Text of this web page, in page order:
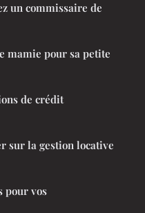
un commissaire de
mamie pour sa petite
de crédit
sur la gestion locative
pour vos